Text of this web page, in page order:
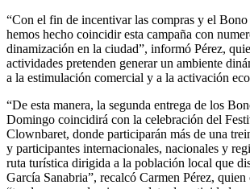
“Con el fin de incentivar las compras y el
hemos hecho coincidir esta campaña con
dinamización en la ciudad”, informó Pérez,
actividades pretenden generar un ambiente
a la estimulación comercial y a la activación
“De esta manera, la segunda entrega de los
Domingo coincidirá con la celebración del
Clownbaret, donde participarán más de una
y participantes internacionales, nacionales y
ruta turística dirigida a la población local que
García Sanabria”, recalcó Carmen Pérez,